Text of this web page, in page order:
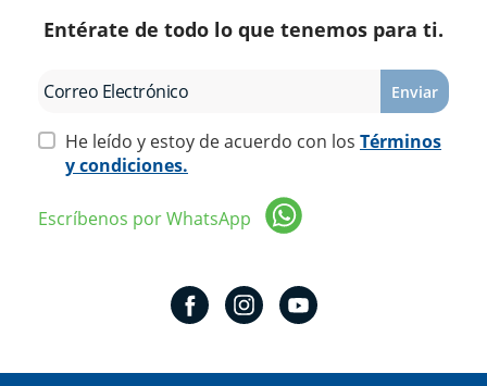
Entérate de todo lo que tenemos para ti.
Enviar
He leído y estoy de acuerdo con los Términos
y condiciones.
Escríbenos por WhatsApp